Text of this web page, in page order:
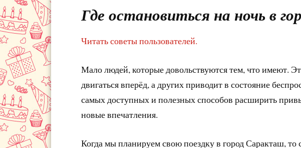
Где остановиться на ночь в
Читать советы пользователей.
Мало людей, которые довольствуются тем, что имеют.
двигаться вперёд, а других приводит в состояние
самых доступных и полезных способов расширить
новые впечатления.
Когда мы планируем свою поездку в город Саракташ, то